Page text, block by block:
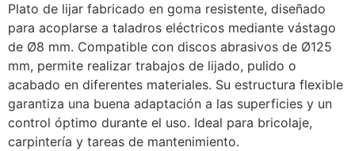
Plato de lijar fabricado en goma resistente, diseñado
para acoplarse a taladros eléctricos mediante vástago
de Ø8 mm. Compatible con discos abrasivos de Ø125
mm, permite realizar trabajos de lijado, pulido o
acabado en diferentes materiales. Su estructura flexible
garantiza una buena adaptación a las superficies y un
control óptimo durante el uso. Ideal para bricolaje,
carpintería y tareas de mantenimiento.